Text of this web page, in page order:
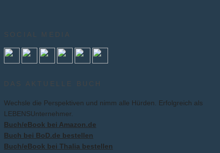
SOCIAL MEDIA
DAS AKTUELLE BUCH
Wechsle die Perspektiven und nimm alle Hürden. Erfolgreich als
LEBENSUnternehmer.
Buch/eBook bei Amazon.de
Buch bei BoD.de bestellen
Buch/eBook bei Thalia bestellen